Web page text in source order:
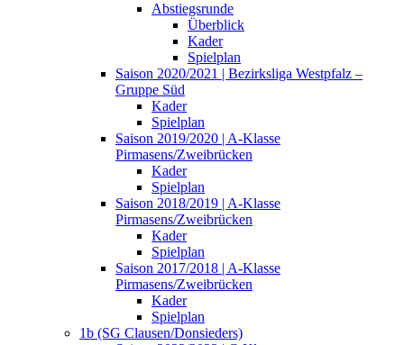
Abstiegsrunde
Überblick
Kader
Spielplan
Saison 2020/2021 | Bezirksliga Westpfalz –
Gruppe Süd
Kader
Spielplan
Saison 2019/2020 | A-Klasse
Pirmasens/Zweibrücken
Kader
Spielplan
Saison 2018/2019 | A-Klasse
Pirmasens/Zweibrücken
Kader
Spielplan
Saison 2017/2018 | A-Klasse
Pirmasens/Zweibrücken
Kader
Spielplan
1b (SG Clausen/Donsieders)